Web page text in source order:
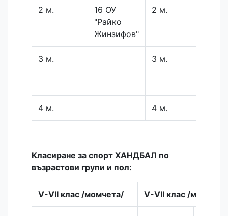
2 м.
16 ОУ
"Райко
Жинзифов"
2 м.
3 м. 3 м.
4 м. 4 м.
Класиране за спорт ХАНДБАЛ по
възрастови групи и пол:
V-VII клас /момчета/ V-VII клас /